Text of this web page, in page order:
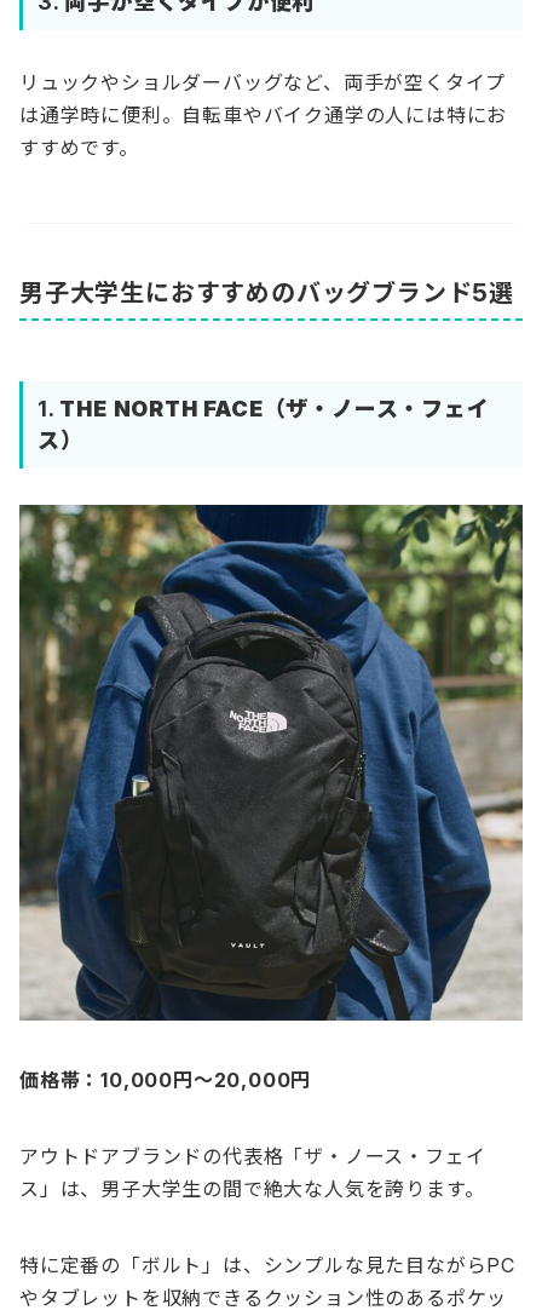
リュックやショルダーバッグなど、両手が空くタイプ
は通学時に便利。自転車やバイク通学の人には特にお
すすめです。
男子大学生におすすめのバッグブランド5選
1. THE NORTH FACE（ザ・ノース・フェイ
ス）
価格帯：10,000円〜20,000円
アウトドアブランドの代表格「ザ・ノース・フェイ
ス」は、男子大学生の間で絶大な人気を誇ります。
特に定番の「ボルト」は、シンプルな見た目ながらPC
やタブレットを収納できるクッション性のあるポケッ